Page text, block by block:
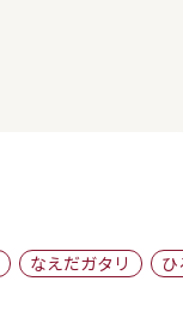
なえだガタリ ひ